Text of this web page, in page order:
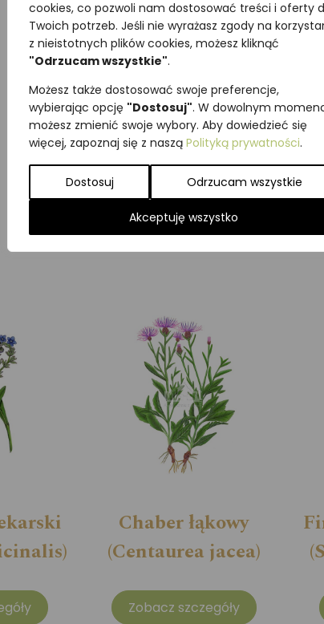
cookies, co pozwoli nam dostosować treści i oferty
Twoich potrzeb. Jeśli nie wyrażasz zgody na
z nieistotnych plików cookies, możesz kliknąć
"Odrzucam wszystkie".
Możesz także dostosować swoje preferencje,
wybierając opcję "Dostosuj". W dowolnym
możesz zmienić swoje wybory. Aby dowiedzieć się
więcej, zapoznaj się z naszą Polityką prywatności.
Dostosuj Odrzucam wszystkie
Akceptuję wszystko
Najniższa cena z ostatnich 30 dni:
SKU:Brak danych
Kategorie:Byliny,ILUSTRACJE
Chaber łąkowy
(Centaurea jacea)
Zobacz szczegóły